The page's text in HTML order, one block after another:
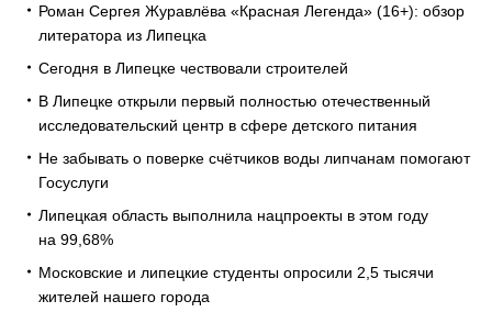
Роман Сергея Журавлёва «Красная Легенда» (16+): обзор
литератора из Липецка
Сегодня в Липецке чествовали строителей
В Липецке открыли первый полностью отечественный
исследовательский центр в сфере детского питания
Не забывать о поверке счётчиков воды липчанам помогают
Госуслуги
Липецкая область выполнила нацпроекты в этом году
на 99,68%
Московские и липецкие студенты опросили 2,5 тысячи
жителей нашего города